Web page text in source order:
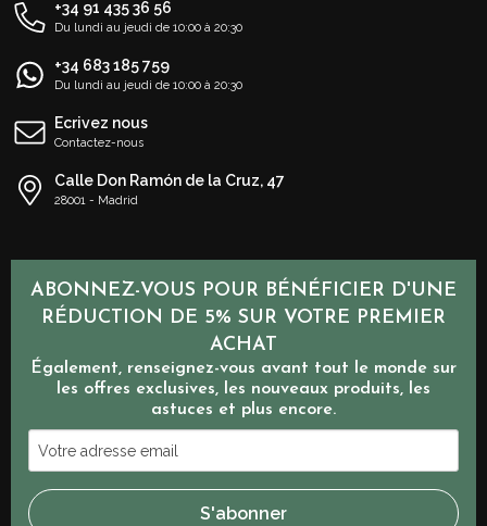
+34 91 435 36 56
Du lundi au jeudi de 10:00 à 20:30
+34 683 185 759
Du lundi au jeudi de 10:00 à 20:30
Ecrivez nous
Contactez-nous
Calle Don Ramón de la Cruz, 47
28001 - Madrid
ABONNEZ-VOUS POUR BÉNÉFICIER D'UNE
RÉDUCTION DE 5% SUR VOTRE PREMIER
ACHAT
Également, renseignez-vous avant tout le monde sur
les offres exclusives, les nouveaux produits, les
astuces et plus encore.
Votre
adresse
email
S'abonner